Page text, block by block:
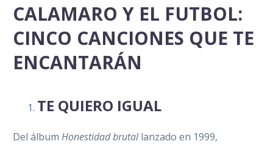
CALAMARO Y EL FUTBOL:
CINCO CANCIONES QUE TE
ENCANTARÁN
TE QUIERO IGUAL
Del álbum Honestidad brutallanzado en 1999,